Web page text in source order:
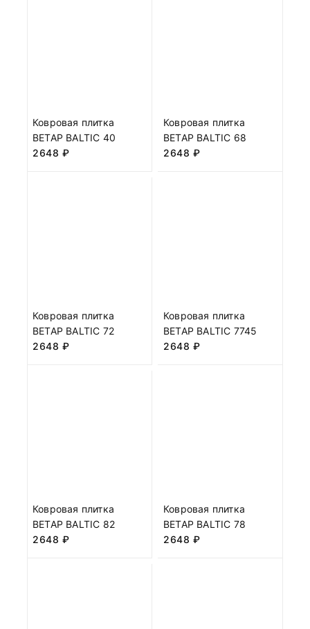
Ковровая плитка
BETAP BALTIC 40
2648 ₽
Ковровая плитка
BETAP BALTIC 68
2648 ₽
Ковровая плитка
BETAP BALTIC 72
2648 ₽
Ковровая плитка
BETAP BALTIC 7745
2648 ₽
Ковровая плитка
BETAP BALTIC 82
2648 ₽
Ковровая плитка
BETAP BALTIC 78
2648 ₽